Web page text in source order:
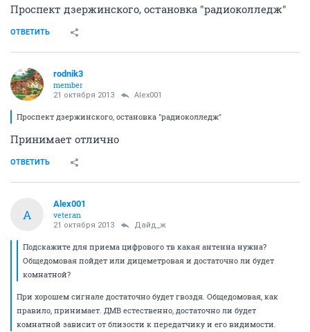
Проспект дзержинского, остановка "радиоколледж"
ОТВЕТИТЬ
rodnik3
member
21 октября 2013 Alex001
Проспект дзержинского, остановка "радиоколледж"
Принимает отлично
ОТВЕТИТЬ
A
Alex001
veteran
21 октября 2013 Дайд_ж
Подскажите для приема цифрового тв какая антенна нужна?
Общедомовая пойдет или дицеметровая и достаточно ли будет
комнатной?
При хорошем сигнале достаточно будет гвоздя. Общедомовая, как
правило, принимает. ДМВ естественно, достаточно ли будет
комнатной зависит от близости к передатчику и его видимости.